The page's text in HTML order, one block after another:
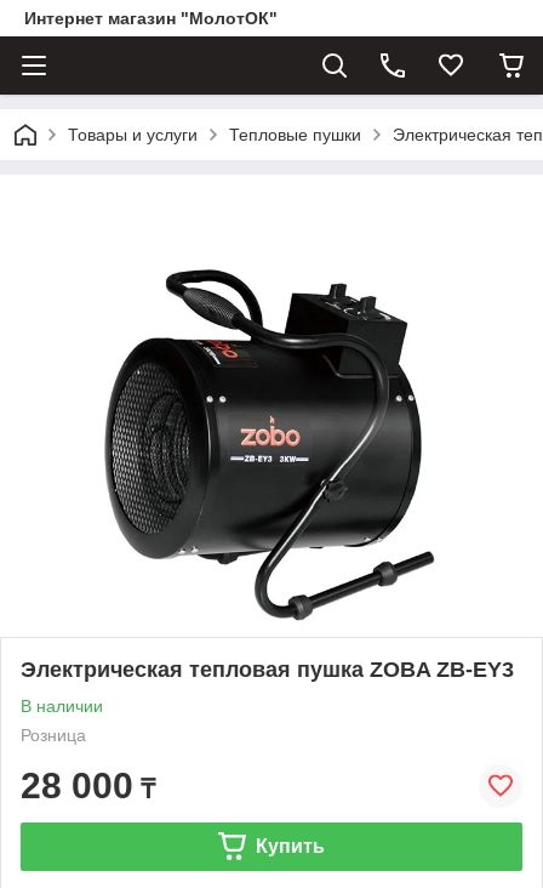
Интернет магазин "МолотОК"
Товары и услуги Тепловые пушки Электрическая
Электрическая тепловая пушка ZOBA ZB-EY3
В наличии
Розница
28 000 ₸
Купить